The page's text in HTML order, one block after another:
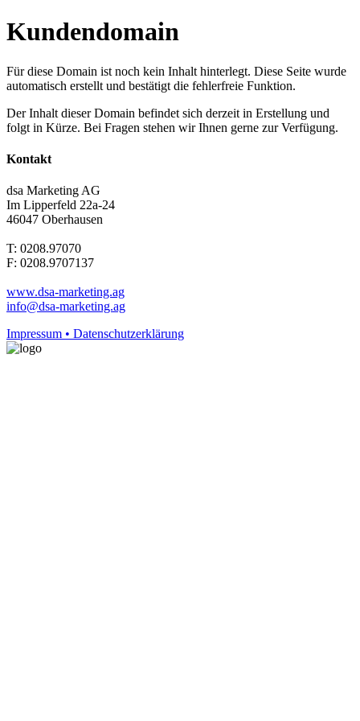
Kundendomain
Für diese Domain ist noch kein Inhalt hinterlegt. Diese Seite wurde
automatisch erstellt und bestätigt die fehlerfreie Funktion.
Der Inhalt dieser Domain befindet sich derzeit in Erstellung und
folgt in Kürze. Bei Fragen stehen wir Ihnen gerne zur Verfügung.
Kontakt
dsa Marketing AG
Im Lipperfeld 22a-24
46047 Oberhausen
T: 0208.97070
F: 0208.9707137
www.dsa-marketing.ag
info@dsa-marketing.ag
Impressum • Datenschutzerklärung